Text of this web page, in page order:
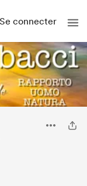
Se connecter